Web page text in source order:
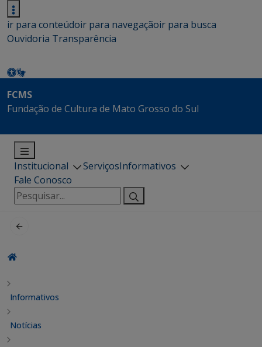
ir para conteúdoir para navegaçãoir para busca
Ouvidoria Transparência
FCMS
Fundação de Cultura de Mato Grosso do Sul
Institucional ServiçosInformativos
Fale Conosco
Pesquisar
por:
Informativos
Notícias